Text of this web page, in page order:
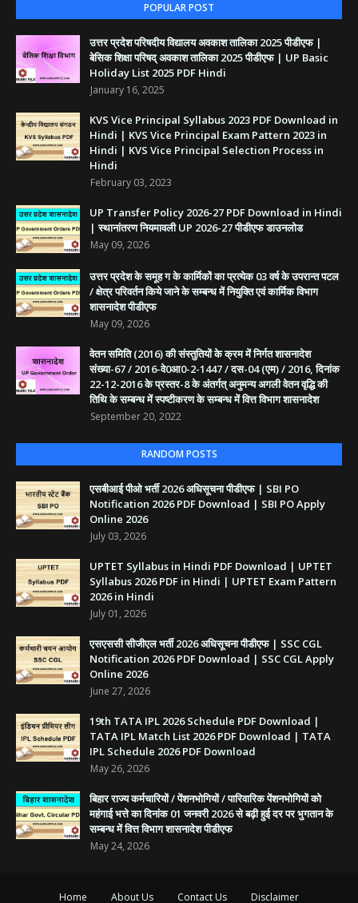
POPULAR POST
उत्तर प्रदेश परिषदीय विद्यालय अवकाश तालिका 2025 पीडीएफ |
बेसिक शिक्षा परिषद् अवकाश तालिका 2025 पीडीएफ | UP Basic
Holiday List 2025 PDF Hindi
January 16, 2025
KVS Vice Principal Syllabus 2023 PDF Download in
Hindi | KVS Vice Principal Exam Pattern 2023 in
Hindi | KVS Vice Principal Selection Process in
Hindi
February 03, 2023
UP Transfer Policy 2026-27 PDF Download in Hindi
| स्थानांतरण नियमावली UP 2026-27 पीडीएफ डाउनलोड
May 09, 2026
उत्तर प्रदेश के समूह ग के कार्मिकों का प्रत्येक 03 वर्ष के उपरान्त पटल
/ क्षेत्र परिवर्तन किये जाने के सम्बन्ध में नियुक्ति एवं कार्मिक विभाग
शासनादेश पीडीएफ
May 09, 2026
वेतन समिति (2016) की संस्तुतियों के क्रम में निर्गत शासनादेश
संख्या-67 / 2016-वे0आ0-2-1447 / दस-04 (एम) / 2016, दिनांक
22-12-2016 के प्रस्तर-8 के अंतर्गत् अनुमन्य अगली वेतन वृद्धि की
तिथि के सम्बन्ध में स्पष्टीकरण के सम्बन्ध में वित्त विभाग शासनादेश
September 20, 2022
RANDOM POSTS
एसबीआई पीओ भर्ती 2026 अधिसूचना पीडीएफ | SBI PO
Notification 2026 PDF Download | SBI PO Apply
Online 2026
July 03, 2026
UPTET Syllabus in Hindi PDF Download | UPTET
Syllabus 2026 PDF in Hindi | UPTET Exam Pattern
2026 in Hindi
July 01, 2026
एसएससी सीजीएल भर्ती 2026 अधिसूचना पीडीएफ | SSC CGL
Notification 2026 PDF Download | SSC CGL Apply
Online 2026
June 27, 2026
19th TATA IPL 2026 Schedule PDF Download |
TATA IPL Match List 2026 PDF Download | TATA
IPL Schedule 2026 PDF Download
May 26, 2026
बिहार राज्य कर्मचारियों / पेंशनभोगियों / पारिवारिक पेंशनभोगियों को
महंगाई भत्ते का दिनांक 01 जनवरी 2026 से बढ़ी हुई दर पर भुगतान के
सम्बन्ध में वित्त विभाग शासनादेश पीडीएफ
May 24, 2026
Home About Us Contact Us Disclaimer